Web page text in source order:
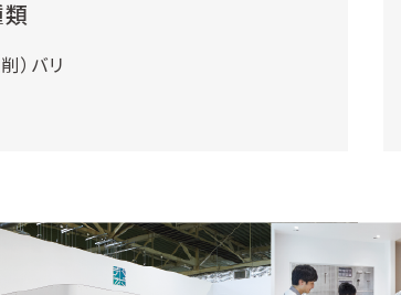
）バリ